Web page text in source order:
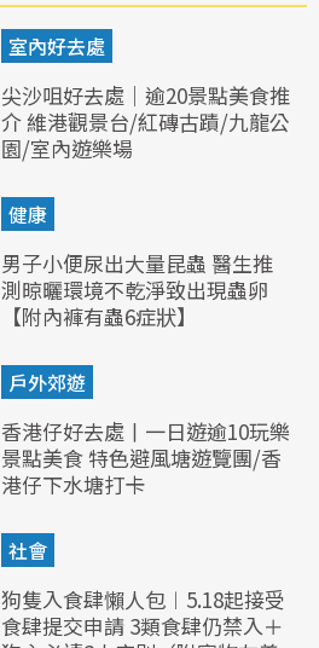
室內好去處
尖沙咀好去處｜逾20景點美食推
介 維港觀景台/紅磚古蹟/九龍公
園/室內遊樂場
健康
男子小便尿出大量昆蟲 醫生推
測晾曬環境不乾淨致出現蟲卵
【附內褲有蟲6症狀】
戶外郊遊
香港仔好去處丨一日遊逾10玩樂
景點美食 特色避風塘遊覽團/香
港仔下水塘打卡
社會
狗隻入食肆懶人包︱5.18起接受
食肆提交申請 3類食肆仍禁入＋